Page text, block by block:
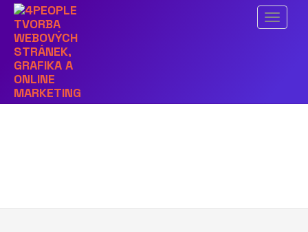
Menu
Předchozí obrázek
reference-dovatrans-01